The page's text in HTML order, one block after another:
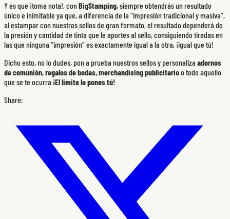
Y es que ¡toma nota!, conBigStamping, siempre obtendrás un resultado
único e inimitable ya que, a diferencia de la “impresión tradicional y masiva”,
al estampar con nuestros sellos de gran formato, el resultado dependerá de
la presión y cantidad de tinta que le aportes al sello, consiguiendo tiradas en
las que ninguna “impresión” es exactamente igual a la otra, ¡igual que tú!
Dicho esto, no lo dudes, pon a prueba nuestros sellos y personalizaadornos
de comunión, regalos de bodas, merchandising publicitarioo todo aquello
que se te ocurra ¡El limite lo pones tú!
Share: